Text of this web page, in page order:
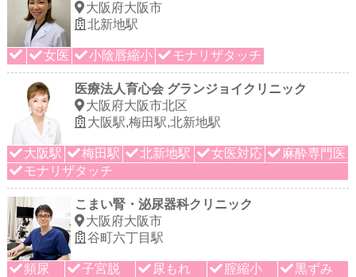
大阪府大阪市
北新地駅
女医 小陰唇縮小 モナリザタッチ
医療法人育心会 グランジョイクリニック
大阪府大阪市北区
大阪駅,梅田駅,北新地駅
大阪駅 梅田駅 北新地駅 女医対応
麻酔専門医
モナリザタッチ
こまい腎・泌尿器科クリニック
大阪府大阪市
谷町六丁目駅
頻尿 子宮脱 尿もれ 腟縮小
黒ずみ